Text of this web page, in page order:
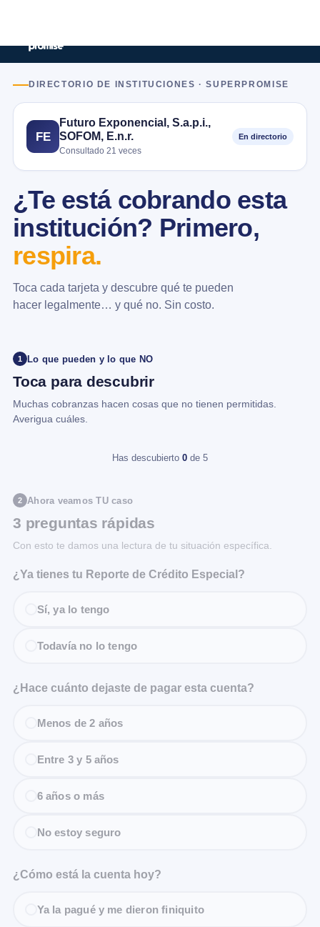
DIRECTORIO DE INSTITUCIONES · SUPERPROMISE
FE
Futuro Exponencial, S.a.p.i.,
SOFOM, E.n.r.
Consultado 21 veces
En directorio
¿Te está cobrando esta
institución? Primero,
respira.
Toca cada tarjeta y descubre qué te pueden
hacer legalmente… y qué no. Sin costo.
1 Lo que pueden y lo que NO
Toca para descubrir
Muchas cobranzas hacen cosas que no tienen permitidas.
Averigua cuáles.
Has descubierto 0 de 5
2 Ahora veamos TU caso
3 preguntas rápidas
Con esto te damos una lectura de tu situación específica.
¿Ya tienes tu Reporte de Crédito Especial?
Sí, ya lo tengo
Todavía no lo tengo
¿Hace cuánto dejaste de pagar esta cuenta?
Menos de 2 años
Entre 3 y 5 años
6 años o más
No estoy seguro
¿Cómo está la cuenta hoy?
Ya la pagué y me dieron finiquito